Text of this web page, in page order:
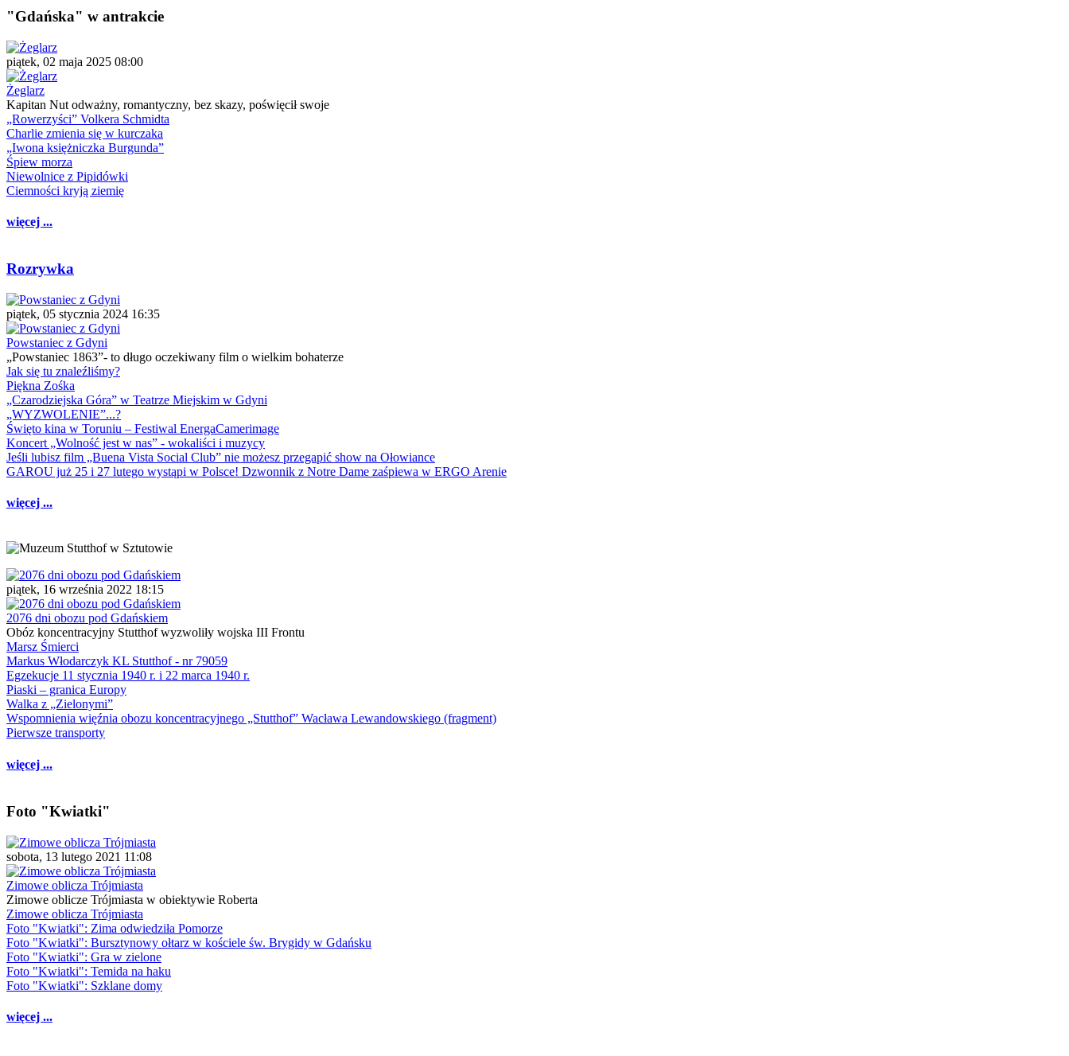
"Gdańska" w antrakcie
piątek, 02 maja 2025 08:00
Żeglarz
Kapitan Nut odważny, romantyczny, bez skazy, poświęcił swoje
„Rowerzyści” Volkera Schmidta
Charlie zmienia się w kurczaka
„Iwona księżniczka Burgunda”
Śpiew morza
Niewolnice z Pipidówki
Ciemności kryją ziemię
więcej ...
Rozrywka
piątek, 05 stycznia 2024 16:35
Powstaniec z Gdyni
„Powstaniec 1863”- to długo oczekiwany film o wielkim bohaterze
Jak się tu znaleźliśmy?
Piękna Zośka
„Czarodziejska Góra” w Teatrze Miejskim w Gdyni
„WYZWOLENIE”...?
Święto kina w Toruniu – Festiwal EnergaCamerimage
Koncert „Wolność jest w nas” - wokaliści i muzycy
Jeśli lubisz film „Buena Vista Social Club” nie możesz przegapić show na Ołowiance
GAROU już 25 i 27 lutego wystąpi w Polsce! Dzwonnik z Notre Dame zaśpiewa w ERGO Arenie
więcej ...
piątek, 16 września 2022 18:15
2076 dni obozu pod Gdańskiem
Obóz koncentracyjny Stutthof wyzwoliły wojska III Frontu
Marsz Śmierci
Markus Włodarczyk KL Stutthof - nr 79059
Egzekucje 11 stycznia 1940 r. i 22 marca 1940 r.
Piaski – granica Europy
Walka z „Zielonymi”
Wspomnienia więźnia obozu koncentracyjnego „Stutthof” Wacława Lewandowskiego (fragment)
Pierwsze transporty
więcej ...
Foto "Kwiatki"
sobota, 13 lutego 2021 11:08
Zimowe oblicza Trójmiasta
Zimowe oblicze Trójmiasta w obiektywie Roberta
Zimowe oblicza Trójmiasta
Foto "Kwiatki": Zima odwiedziła Pomorze
Foto "Kwiatki": Bursztynowy ołtarz w kościele św. Brygidy w Gdańsku
Foto "Kwiatki": Gra w zielone
Foto "Kwiatki": Temida na haku
Foto "Kwiatki": Szklane domy
więcej ...